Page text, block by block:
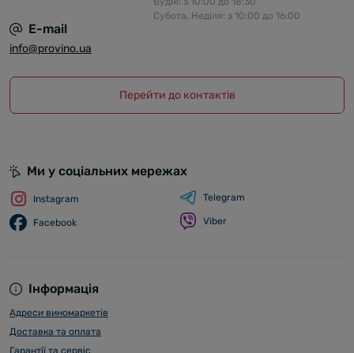
Субота, Неділя: з 10:00 до 16:00
E-mail
info@provino.ua
Перейти до контактів
Інформація
Адреси виномаркетів
Доставка та оплата
Гарантії та сервіс
Ми у соціальних мережах
Instagram
Facebook
Telegram
Viber